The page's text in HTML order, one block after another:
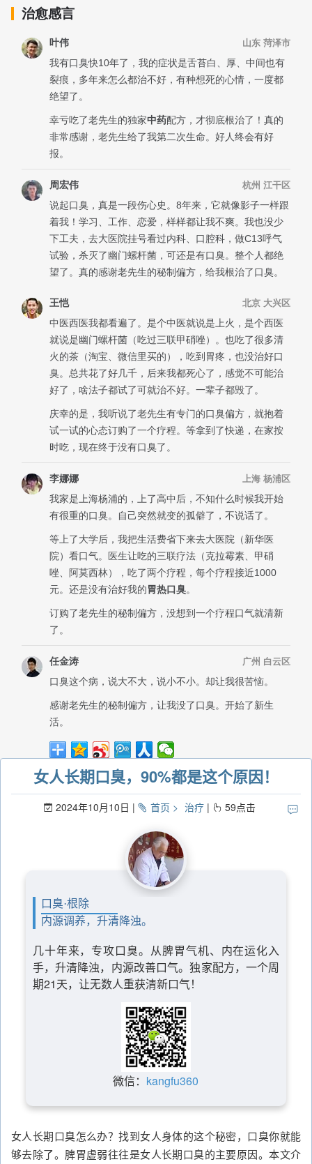
女人长期口臭，90%都是这个原因！
2024年10月10日 首页 治疗 59点击
口臭·根除
内源调养，升清降浊。
几十年来，专攻口臭。从脾胃气机、内在运化入
手，升清降浊，内源改善口气。独家配方，一个周
期21天，让无数人重获清新口气！
微信： kangfu360
女人长期口臭怎么办？找到女人身体的这个秘密，口臭你就能
够去除了。脾胃虚弱往往是女人长期口臭的主要原因。本文介